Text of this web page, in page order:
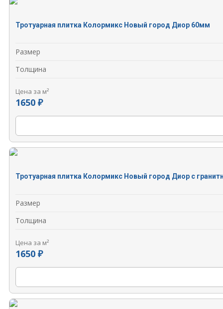
Тротуарная плитка Колормикс Новый город Диор 60мм
Размер
Толщина
Цена за м²
1650 ₽
Тротуарная плитка Колормикс Новый город Диор с
Размер
Толщина
Цена за м²
1650 ₽